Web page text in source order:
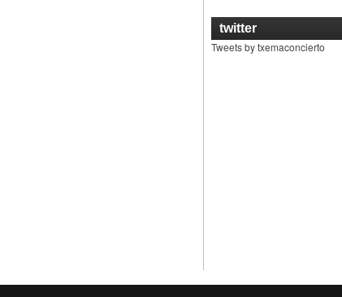
twitter
Tweets by txemaconcierto